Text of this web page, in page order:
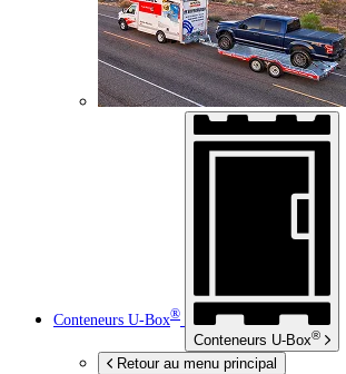
Conteneurs U-Box®
Conteneurs U-Box®
Retour au menu principal